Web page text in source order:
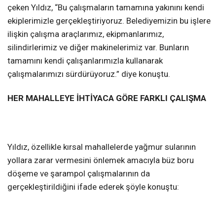
çeken Yıldız, “Bu çalışmaların tamamına yakınını kendi
ekiplerimizle gerçekleştiriyoruz. Belediyemizin bu işlere
ilişkin çalışma araçlarımız, ekipmanlarımız,
silindirlerimiz ve diğer makinelerimiz var. Bunların
tamamını kendi çalışanlarımızla kullanarak
çalışmalarımızı sürdürüyoruz.” diye konuştu.
HER MAHALLEYE İHTİYACA GÖRE FARKLI ÇALIŞMA
Yıldız, özellikle kırsal mahallelerde yağmur sularının
yollara zarar vermesini önlemek amacıyla büz boru
döşeme ve şarampol çalışmalarının da
gerçekleştirildiğini ifade ederek şöyle konuştu: